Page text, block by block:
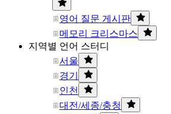
영어 질문 게시판
메모리 크리스마스
지역별 언어 스터디
서울
경기
인천
대전/세종/충청